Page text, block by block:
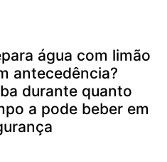
água com limão
antecedência?
durante quanto
a pode beber em